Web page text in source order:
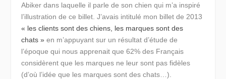
Abiker dans laquelle il parle de son chien qui m’a inspiré
l’illustration de ce billet. J’avais intitulé mon billet de 2013
« les clients sont des chiens, les marques sont des
chats » en m’appuyant sur un résultat d’étude de
l’époque qui nous apprenait que 62% des Français
considèrent que les marques ne leur sont pas fidèles
(d’où l’idée que les marques sont des chats…).